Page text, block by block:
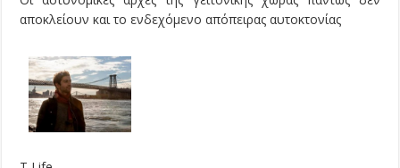
αποκλείουν και το ενδεχόμενο απόπειρας αυτοκτονίας